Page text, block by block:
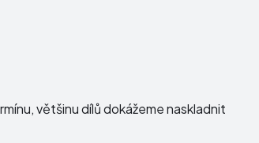
většinu dílů dokážeme naskladnit